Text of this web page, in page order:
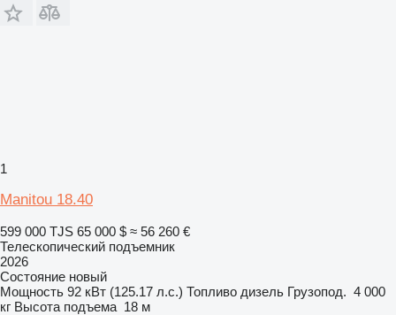
1
Manitou 18.40
599 000 TJS 65 000 $ ≈ 56 260 €
Телескопический подъемник
2026
Состояние новый
Мощность 92 кВт (125.17 л.с.) Топливо дизель Грузопод. 4 000
кг Высота подъема 18 м